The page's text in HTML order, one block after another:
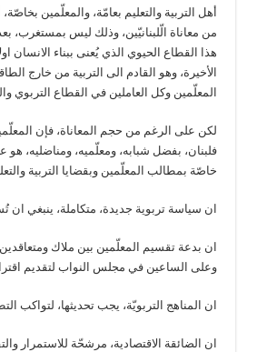
أهل التربية والتعليم بعامّة، والمعلّمين
من معاناة الّلبنانيّين، وذلك ليس بمستغرب،
هذا القطاع الحيوي الذي يُعنى ببناء الانسان
الأخيرة، وهو القادم الى التربية من خارج
المعلّمين وكل العاملين في القطاع التربوي
لكن على الرغم من حجم المعاناة، فإن
فلبنان، بفضل شبابه، ومعلّميه، ومناضليه، هو
خاصّة بمطالب المعلّمين وبقضايا التربية
ان سياسة تربوية جديدة، متكاملة، ينبغي ان
ان بدعة تقسيم المعلّمين بين ملاك
وعلى الساعين في مجلس النواب لتقديم
ان المناهج التربويّة، يجب تحديثها، لتواكب
ان الضائقة الاقتصادية، مرشحّة للاستمرار